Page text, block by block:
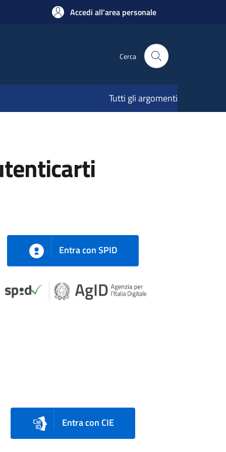
Accedi all'area personale
Cerca
Tutti gli argomenti
Entra con SPID
Entra con CIE